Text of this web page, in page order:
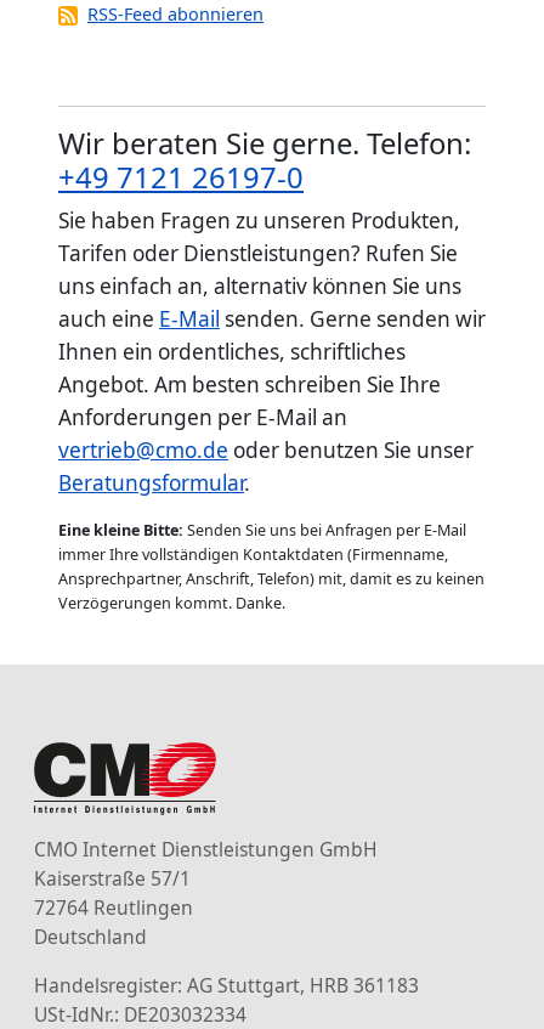
RSS-Feed abonnieren
Wir beraten Sie gerne. Telefon:
+49 7121 26197-0
Sie haben Fragen zu unseren Produkten,
Tarifen oder Dienstleistungen? Rufen Sie
uns einfach an, alternativ können Sie uns
auch eine E-Mail senden. Gerne senden wir
Ihnen ein ordentliches, schriftliches
Angebot. Am besten schreiben Sie Ihre
Anforderungen per E-Mail an
vertrieb@cmo.de oder benutzen Sie unser
Beratungsformular.
Eine kleine Bitte: Senden Sie uns bei Anfragen per E-Mail
immer Ihre vollständigen Kontaktdaten (Firmenname,
Ansprechpartner, Anschrift, Telefon) mit, damit es zu keinen
Verzögerungen kommt. Danke.
CMO Internet Dienstleistungen GmbH
Kaiserstraße 57/1
72764 Reutlingen
Deutschland
Handelsregister: AG Stuttgart, HRB 361183
USt-IdNr.: DE203032334